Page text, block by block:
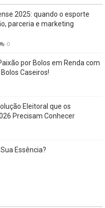
2025: quando o esporte
parceria e marketing
0
por Bolos em Renda com
Caseiros!
Eleitoral que os
Precisam Conhecer
Essência?